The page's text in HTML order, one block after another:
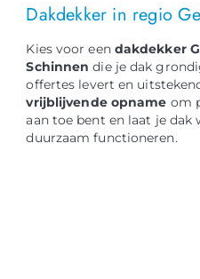
Dakdekker in regio
Kies voor een dakdekker
Schinnen die je dak
offertes levert en
vrijblijvende opname om
aan toe bent en laat je dak
duurzaam functioneren.